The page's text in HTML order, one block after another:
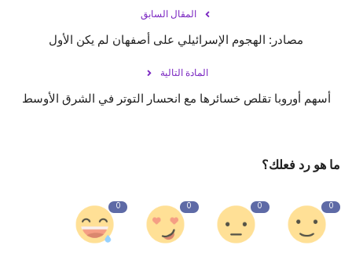
المقال السابق
مصادر: الهجوم الإسرائيلي على أصفهان لم يكن الأول
المادة التالية
أسهم أوروبا تقلص خسائرها مع انحسار التوتر في الشرق الأوسط
ما هو رد فعلك؟
0
0
0
0